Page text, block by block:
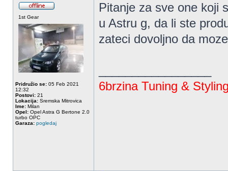
1st Gear
Pridružio se: 05 Feb 2021
12:32
Postovi: 21
Lokacija: Sremska Mitrovica
Ime: Milan
Opel: Opel Astra G Bertone 2.0
turbo OPC
Garaza: pogledaj
Pitanje za sve one koji
u Astru g, da li ste
zateci dovoljno da
6brzina Tuning &